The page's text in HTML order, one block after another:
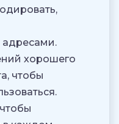
хорошего
чтобы